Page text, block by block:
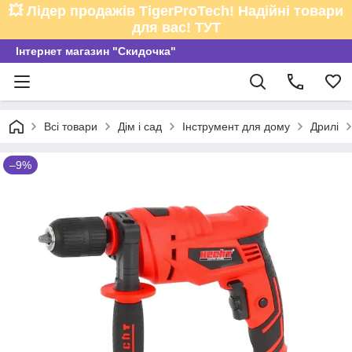
💥 Лідер продажів TigerProTech! Надійні товари
для вас! ТУТ
Інтернет магазин "Скидочка"
Всі товари Дім і сад Інструмент для дому Дрилі
–9%